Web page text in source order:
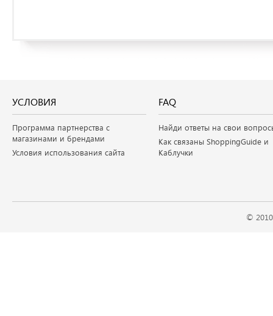
УСЛОВИЯ
Программа партнерства с
магазинами и брендами
Условия использования сайта
FAQ
Найди ответы на свои
Как связаны ShoppingGuide и
Каблучки
©